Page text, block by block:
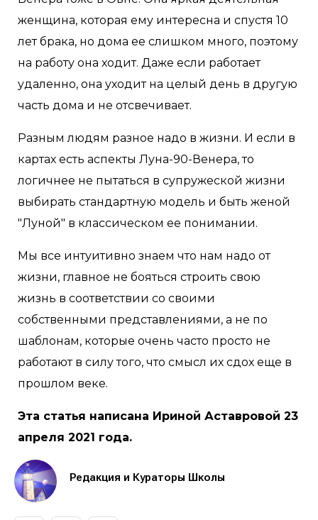
женщина, которая ему интересна и спустя 10
лет брака, но дома ее слишком много, поэтому
на работу она ходит. Даже если работает
удаленно, она уходит на целый день в другую
часть дома и не отсвечивает.
Разным людям разное надо в жизни. И если в
картах есть аспекты Луна-90-Венера, то
логичнее не пытаться в супружеской жизни
выбирать стандартную модель и быть женой
"Луной" в классическом ее понимании.
Мы все интуитивно знаем что нам надо от
жизни, главное не бояться строить свою
жизнь в соответствии со своими
собственными представлениями, а не по
шаблонам, которые очень часто просто не
работают в силу того, что смысл их сдох еще в
прошлом веке.
Эта статья написана Ириной Аставровой 23
апреля 2021 года.
Редакция и Кураторы Школы